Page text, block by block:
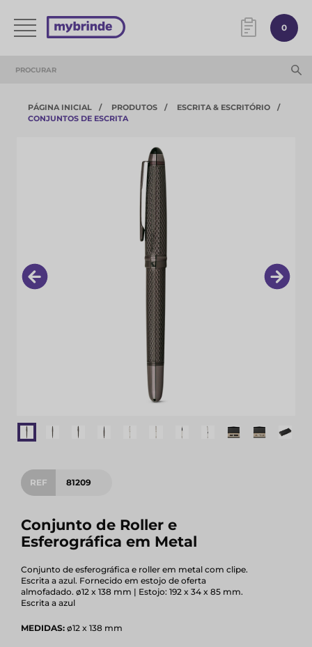
0
PÁGINA INICIAL PRODUTOS
ESCRITA & ESCRITÓRIO
CONJUNTOS DE ESCRITA
REF 81209
Conjunto de Roller e
Esferográfica em Metal
Conjunto de esferográfica e roller em metal com clipe.
Escrita a azul. Fornecido em estojo de oferta
almofadado. ø12 x 138 mm | Estojo: 192 x 34 x 85 mm.
Escrita a azul
MEDIDAS: ø12 x 138 mm